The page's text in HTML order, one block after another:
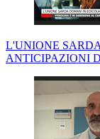
L'UNIONE
ANTICIPAZIONI